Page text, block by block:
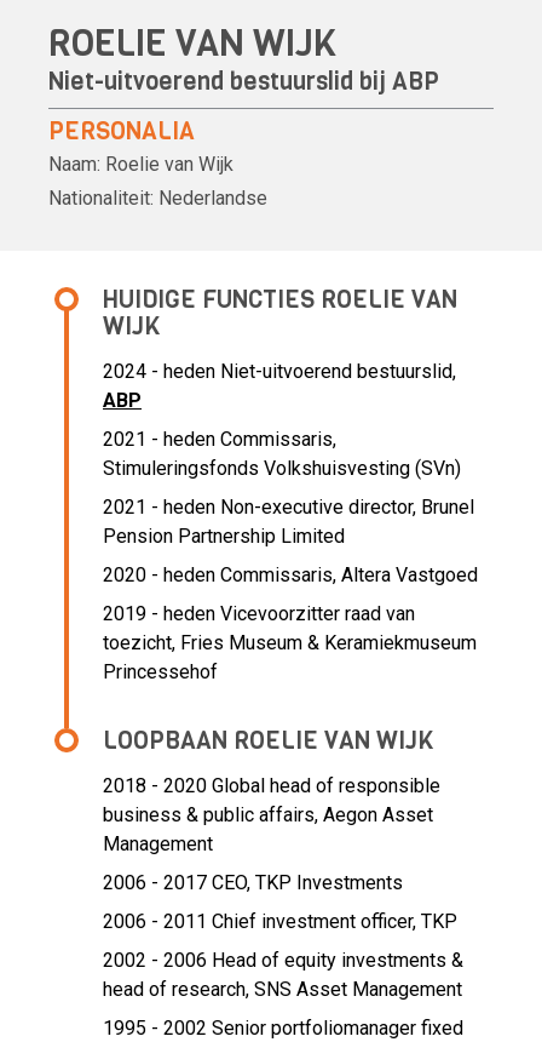
ROELIE VAN WIJK
Niet-uitvoerend bestuurslid bij ABP
PERSONALIA
Naam: Roelie van Wijk
Nationaliteit: Nederlandse
HUIDIGE FUNCTIES ROELIE VAN
WIJK
2024 - heden Niet-uitvoerend bestuurslid,
ABP
2021 - heden Commissaris,
Stimuleringsfonds Volkshuisvesting (SVn)
2021 - heden Non-executive director, Brunel
Pension Partnership Limited
2020 - heden Commissaris, Altera Vastgoed
2019 - heden Vicevoorzitter raad van
toezicht, Fries Museum & Keramiekmuseum
Princessehof
LOOPBAAN ROELIE VAN WIJK
2018 - 2020 Global head of responsible
business & public affairs, Aegon Asset
Management
2006 - 2017 CEO, TKP Investments
2006 - 2011 Chief investment officer, TKP
2002 - 2006 Head of equity investments &
head of research, SNS Asset Management
1995 - 2002 Senior portfoliomanager fixed